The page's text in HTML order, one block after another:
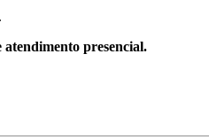
atendimento presencial.